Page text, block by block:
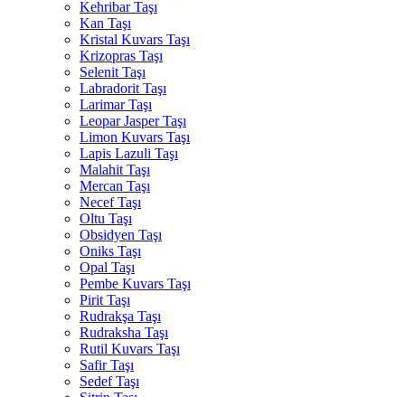
Kehribar Taşı
Kan Taşı
Kristal Kuvars Taşı
Krizopras Taşı
Selenit Taşı
Labradorit Taşı
Larimar Taşı
Leopar Jasper Taşı
Limon Kuvars Taşı
Lapis Lazuli Taşı
Malahit Taşı
Mercan Taşı
Necef Taşı
Oltu Taşı
Obsidyen Taşı
Oniks Taşı
Opal Taşı
Pembe Kuvars Taşı
Pirit Taşı
Rudrakşa Taşı
Rudraksha Taşı
Rutil Kuvars Taşı
Safir Taşı
Sedef Taşı